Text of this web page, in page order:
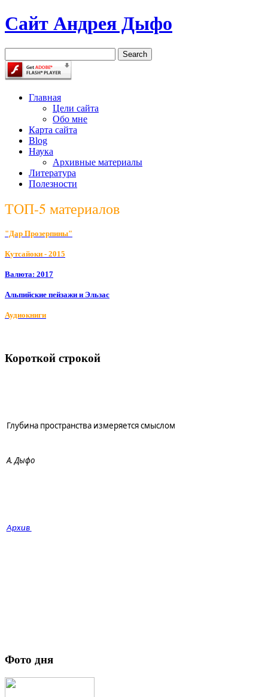
Сайт Андрея Дыфо
Главная
Цели сайта
Обо мне
Карта сайта
Blog
Наука
Архивные материалы
Литература
Полезности
ТОП-5 материалов
"Дар Прозерпины"
Кутсайоки - 2015
Валюта: 2017
Альпийские пейзажи и Эльзас
Аудиокниги
Короткой строкой
Глубина пространства измеряется смыслом
А. Дыфо
Архив
Фото дня